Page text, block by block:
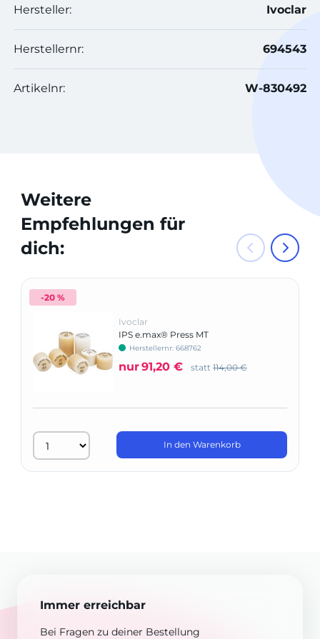
Hersteller: Ivoclar
Herstellernr: 694543
Artikelnr: W-830492
Weitere
Empfehlungen für
dich:
-20 %
Ivoclar
IPS e.max® Press MT
Herstellernr: 668762
nur91,20 € statt 114,00 €
In den Warenkorb
Immer erreichbar
Bei Fragen zu deiner Bestellung